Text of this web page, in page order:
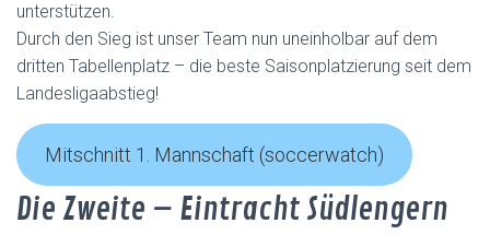
unterstützen.
Durch den Sieg ist unser Team nun uneinholbar auf dem
dritten Tabellenplatz – die beste Saisonplatzierung seit dem
Landesligaabstieg!
Mitschnitt 1. Mannschaft (soccerwatch)
Die Zweite – Eintracht Südlengern